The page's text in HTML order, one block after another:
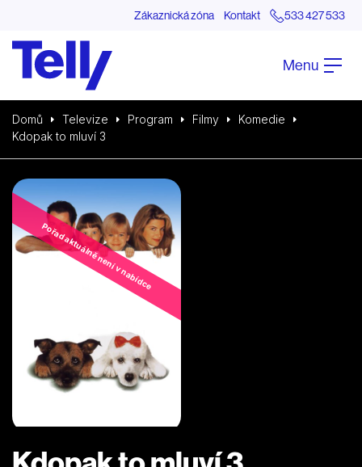
Zákaznická zóna Kontakt 533 427 533
Menu
Domů Televize Program Filmy
Komedie
Kdopak to mluví 3
Pořad aktuálně není v nabídce